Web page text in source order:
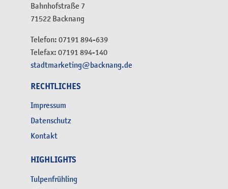
Bahnhofstraße 7
71522 Backnang
Telefon: 07191 894-639
Telefax: 07191 894-140
stadtmarketing@backnang.de
RECHTLICHES
Impressum
Datenschutz
Kontakt
HIGHLIGHTS
Tulpenfrühling